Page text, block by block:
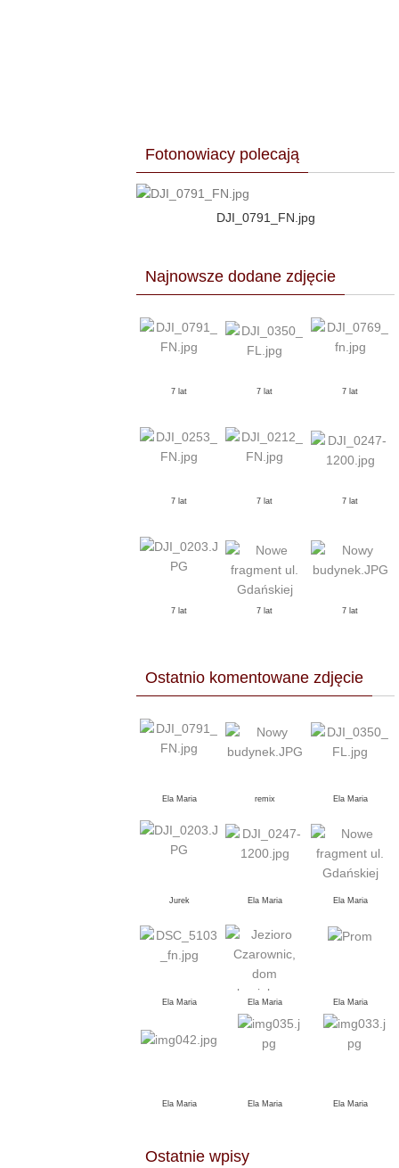
Fotonowiacy polecają
DJI_0791_FN.jpg
Najnowsze dodane zdjęcie
7 lat 7 lat 7 lat
7 lat 7 lat 7 lat
7 lat 7 lat 7 lat
Ostatnio komentowane zdjęcie
Ela Maria remix Ela Maria
Jurek Ela Maria Ela Maria
Ela Maria Ela Maria Ela Maria
Ela Maria Ela Maria Ela Maria
Ostatnie wpisy